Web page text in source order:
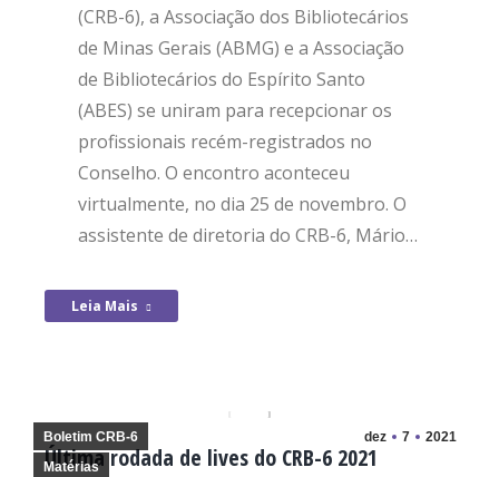
(CRB-6), a Associação dos Bibliotecários
de Minas Gerais (ABMG) e a Associação
de Bibliotecários do Espírito Santo
(ABES) se uniram para recepcionar os
profissionais recém-registrados no
Conselho. O encontro aconteceu
virtualmente, no dia 25 de novembro. O
assistente de diretoria do CRB-6, Mário…
Leia Mais
dez 7 2021
Boletim CRB-6
Matérias
Última rodada de lives do CRB-6 2021